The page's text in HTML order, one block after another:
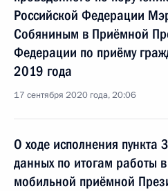
Российской Федерации
Собяниным в Приёмной
Федерации по приёму
2019 года
17 сентября 2020 года, 20:06
О ходе исполнения пункта
данных по итогам работы
мобильной приёмной